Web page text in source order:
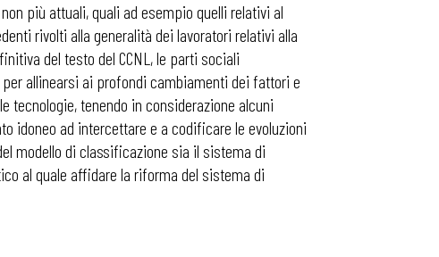
più attuali, quali ad esempio quelli relativi al
rivolti alla generalità dei lavoratori relativi alla
del testo del CCNL, le parti sociali
allinearsi ai profondi cambiamenti dei fattori e
tecnologie, tenendo in considerazione alcuni
idoneo ad intercettare e a codificare le evoluzioni
modello di classificazione sia il sistema di
al quale affidare la riforma del sistema di